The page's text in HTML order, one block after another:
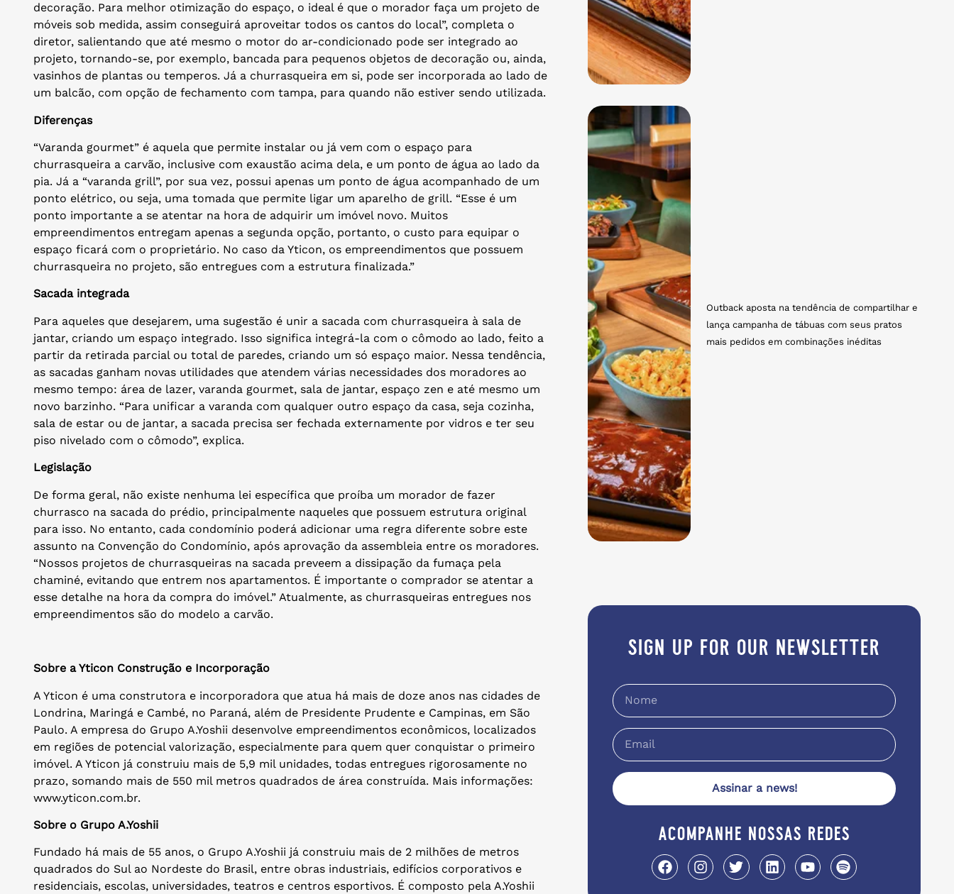
decoração. Para melhor otimização do espaço, o ideal é que o morador faça um projeto de
móveis sob medida, assim conseguirá aproveitar todos os cantos do local”, completa o
diretor, salientando que até mesmo o motor do ar-condicionado pode ser integrado ao
projeto, tornando-se, por exemplo, bancada para pequenos objetos de decoração ou, ainda,
vasinhos de plantas ou temperos. Já a churrasqueira em si, pode ser incorporada ao lado de
um balcão, com opção de fechamento com tampa, para quando não estiver sendo utilizada.
Diferenças
“Varanda gourmet” é aquela que permite instalar ou já vem com o espaço para
churrasqueira a carvão, inclusive com exaustão acima dela, e um ponto de água ao lado da
pia. Já a “varanda grill”, por sua vez, possui apenas um ponto de água acompanhado de um
ponto elétrico, ou seja, uma tomada que permite ligar um aparelho de grill. “Esse é um
ponto importante a se atentar na hora de adquirir um imóvel novo. Muitos
empreendimentos entregam apenas a segunda opção, portanto, o custo para equipar o
espaço ficará com o proprietário. No caso da Yticon, os empreendimentos que possuem
churrasqueira no projeto, são entregues com a estrutura finalizada.”
Sacada integrada
Para aqueles que desejarem, uma sugestão é unir a sacada com churrasqueira à sala de
jantar, criando um espaço integrado. Isso significa integrá-la com o cômodo ao lado, feito a
partir da retirada parcial ou total de paredes, criando um só espaço maior. Nessa tendência,
as sacadas ganham novas utilidades que atendem várias necessidades dos moradores ao
mesmo tempo: área de lazer, varanda gourmet, sala de jantar, espaço zen e até mesmo um
novo barzinho. “Para unificar a varanda com qualquer outro espaço da casa, seja cozinha,
sala de estar ou de jantar, a sacada precisa ser fechada externamente por vidros e ter seu
piso nivelado com o cômodo”, explica.
Legislação
De forma geral, não existe nenhuma lei específica que proíba um morador de fazer
churrasco na sacada do prédio, principalmente naqueles que possuem estrutura original
para isso. No entanto, cada condomínio poderá adicionar uma regra diferente sobre este
assunto na Convenção do Condomínio, após aprovação da assembleia entre os moradores.
“Nossos projetos de churrasqueiras na sacada preveem a dissipação da fumaça pela
chaminé, evitando que entrem nos apartamentos. É importante o comprador se atentar a
esse detalhe na hora da compra do imóvel.” Atualmente, as churrasqueiras entregues nos
empreendimentos são do modelo a carvão.
Sobre a Yticon Construção e Incorporação
A Yticon é uma construtora e incorporadora que atua há mais de doze anos nas cidades de
Londrina, Maringá e Cambé, no Paraná, além de Presidente Prudente e Campinas, em São
Paulo. A empresa do Grupo A.Yoshii desenvolve empreendimentos econômicos, localizados
em regiões de potencial valorização, especialmente para quem quer conquistar o primeiro
imóvel. A Yticon já construiu mais de 5,9 mil unidades, todas entregues rigorosamente no
prazo, somando mais de 550 mil metros quadrados de área construída. Mais informações:
www.yticon.com.br.
Sobre o Grupo A.Yoshii
Fundado há mais de 55 anos, o Grupo A.Yoshii já construiu mais de 2 milhões de metros
quadrados do Sul ao Nordeste do Brasil, entre obras industriais, edifícios corporativos e
residenciais, escolas, universidades, teatros e centros esportivos. É composto pela A.Yoshii
Outback aposta na tendência de compartilhar e
lança campanha de tábuas com seus pratos
mais pedidos em combinações inéditas
sign up for our newsletter
Assinar a news!
acompanhe nossas redes